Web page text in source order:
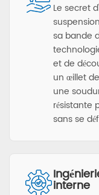
Le secret
sa bande
et de
un œillet
une
résistante
sans se
interne